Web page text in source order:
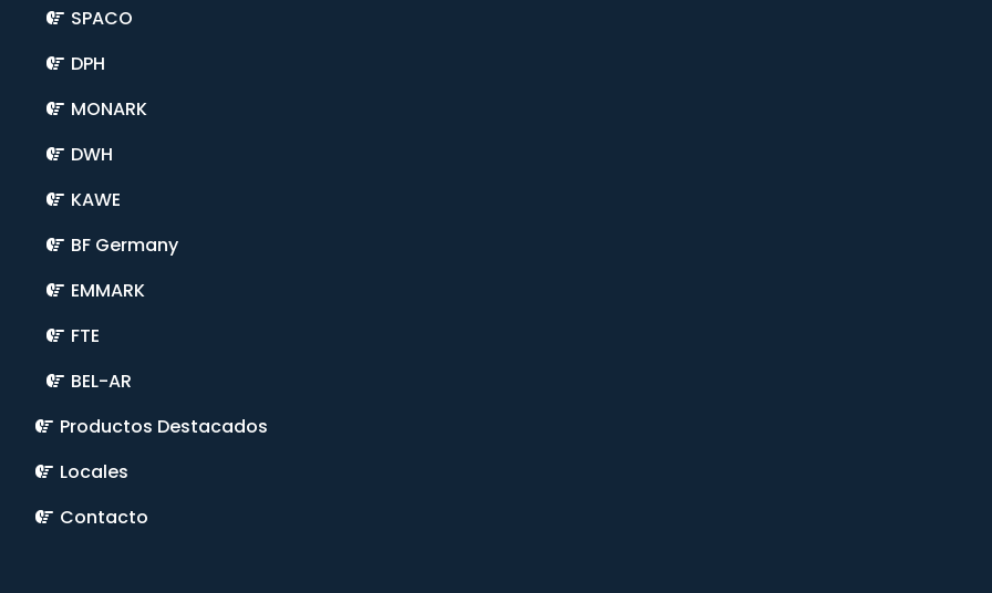
SPACO
DPH
MONARK
DWH
KAWE
BF Germany
EMMARK
FTE
BEL-AR
Productos Destacados
Locales
Contacto